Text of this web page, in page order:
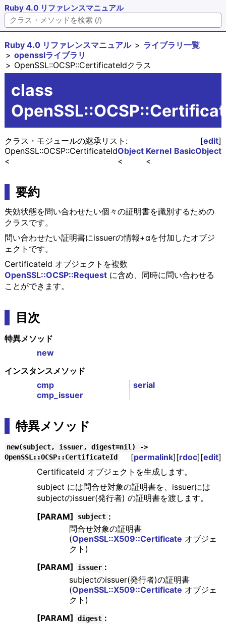
Ruby 4.0 リファレンスマニュアル
Ruby 4.0 リファレンスマニュアル
ライブラリ一覧
opensslライブラリ
OpenSSL::OCSP::CertificateIdクラス
class
[edit]
クラス・モジュールの継承リスト:
BasicObject
Kernel
Object
OpenSSL::OCSP::CertificateId
要約
失効状態を問い合わせたい個々の証明書を識別するための
クラスです。
問い合わせたい証明書にissuerの情報+αを付加したオブジ
ェクトです。
CertificateId オブジェクトを複数
OpenSSL::OCSP::Requestに含め、同時に問い合わせる
ことができます。
目次
特異メソッド
new
インスタンスメソッド
cmp
cmp_issuer
serial
特異メソッド
new(subject, issuer, digest=nil) ->
OpenSSL::OCSP::CertificateId
[permalink][rdoc][edit]
CertificateId オブジェクトを生成します。
subject には問合せ対象の証明書を、issuerには
subjectのissuer(発行者) の証明書を渡します。
[PARAM]
subject :
問合せ対象の証明書
(OpenSSL::X509::Certificate オブジェ
クト)
[PARAM]
issuer :
subjectのissuer(発行者)の証明書
(OpenSSL::X509::Certificate オブジェ
クト)
[PARAM]
digest :